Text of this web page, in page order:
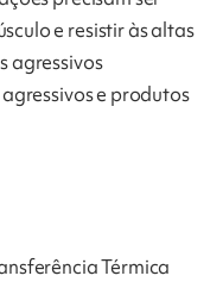
e resistir às altas
agressivos
e produtos
Térmica